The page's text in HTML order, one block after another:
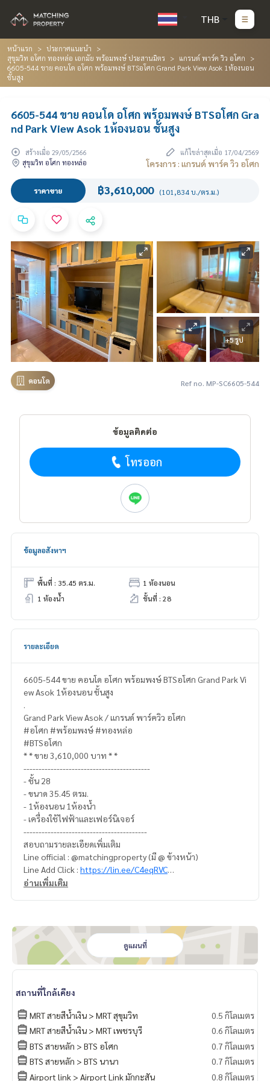
THB
หน้าแรก
ประกาศแนะนำ
สุขุมวิท อโศก ทองหล่อ เอกมัย พร้อมพงษ์ ประสานมิตร
แกรนด์ พาร์ค วิว อโศก
6605-544 ขาย คอนโด อโศก พร้อมพงษ์ BTSอโศก Grand Park View Asok 1ห้องนอน
ชั้นสูง
6605-544 ขาย คอนโด อโศก พร้อมพงษ์ BTSอโศก Gra
nd Park View Asok 1ห้องนอน ชั้นสูง
สร้างเมื่อ 29/05/2566
แก้ไขล่าสุดเมื่อ 17/04/2569
สุขุมวิท อโศก ทองหล่อ
โครงการ : แกรนด์ พาร์ค วิว อโศก
ราคาขาย ฿3,610,000 (101,834 บ./ตร.ม.)
+5 รูป
คอนโด Ref no. MP-SC6605-544
ข้อมูลติดต่อ
โทรออก
ข้อมูลอสังหาฯ
พื้นที่ : 35.45 ตร.ม.
1 ห้องนอน
1 ห้องน้ำ
ชั้นที่ : 28
รายละเอียด
6605-544 ขาย คอนโด อโศก พร้อมพงษ์ BTSอโศก Grand Park Vi
ew Asok 1ห้องนอน ชั้นสูง
.
Grand Park View Asok / แกรนด์ พาร์ควิว อโศก
#อโศก #พร้อมพงษ์ #ทองหล่อ
#BTSอโศก
* * ขาย 3,610,000 บาท * *
------------------------------------------
- ชั้น 28
- ขนาด 35.45 ตรม.
- 1ห้องนอน 1ห้องน้ำ
- เครื่องใช้ไฟฟ้าและเฟอร์นิเจอร์
-----------------------------------------
สอบถามรายละเอียดเพิ่มเติม
Line official : @matchingproperty (มี @ ข้างหน้า)
Line Add Click : https://lin.ee/C4eqRVC
(ไทย) K.เอ็กซ์ ปริณวัชญณ์
นท์ โรงแรม รีสอร์ท กับทีมงานอสังหาฯมืออาชีพ ที่ทำงานกันเป็นร
ะบบเครือข่าย และใช้เทคโนโลยีล่าสุดในการทำการตลาดเพื่อหาลู
กค้าได้อย่างรวดเร็ว
------------------------
คอนโด ขาย Grand Park View Asok / แกรนด์ พาร์ควิว อโศก
คอนโด ขาย อโศก พร้อมพงษ์ ทองหล่อ
คอนโด ขาย BTSอโศก
Grand Park View Asok sale
Grand Park View Asok sale Asok Phromphong Thonglor
อ่านเพิ่มเติม
ดูแผนที่
สถานที่ใกล้เคียง
MRT สายสีน้ำเงิน > MRT สุขุมวิท
0.5 กิโลเมตร
MRT สายสีน้ำเงิน > MRT เพชรบุรี
0.6 กิโลเมตร
BTS สายหลัก > BTS อโศก
0.7 กิโลเมตร
BTS สายหลัก > BTS นานา
0.7 กิโลเมตร
Airport link > Airport Link มักกะสัน
0.8 กิโลเมตร